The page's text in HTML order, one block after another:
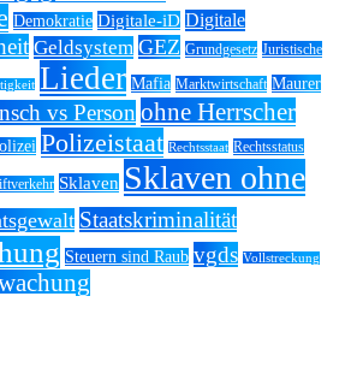
Demokratie Digitale-iD Digitale
Geldsystem GEZ Grundgesetz Juristische
Lieder Mafia Marktwirtschaft Maurer
vs Person ohne Herrscher
Polizeistaat Rechtsstaat Rechtsstatus
Sklaven Sklaven ohne
Staatskriminalität
Steuern sind Raub vgds Vollstreckung